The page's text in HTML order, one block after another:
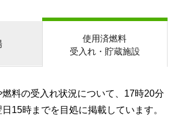
使用済燃料
受入れ・貯蔵施設
料の受入れ状況について、17時20分
15時までを目処に掲載しています。